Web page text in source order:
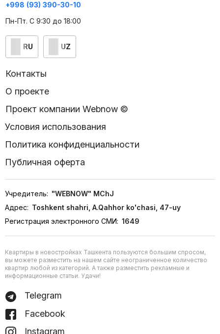
+998 (93) 390-30-10
Пн-Пт. С 9:30 до 18:00
RU UZ
Контакты
О проекте
Проект компании Webnow ©
Условия использования
Политика конфиденциальности
Публичная оферта
Учредитель: "WEBNOW" MChJ
Адрес: Toshkent shahri, A.Qahhor ko'chasi, 47-uy
Регистрация электронного СМИ: 1649
Квартиры в новостройках Ташкента пользуются большим спросом,
вы можете разместить на нашем сайте неограниченное количество
квартир любой из категорий. А также разместить рекламные и
информационные статьи. Удачи!
Telegram
Facebook
Instagram